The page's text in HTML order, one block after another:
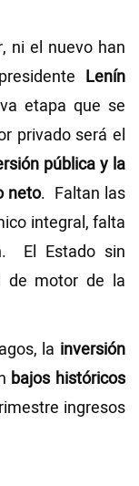
ni el nuevo han
Lenín
etapa que se
privado será el
pública y la
neto. Faltan las
integral, falta
El Estado sin
de motor de la
la inversión
bajos históricos
ingresos